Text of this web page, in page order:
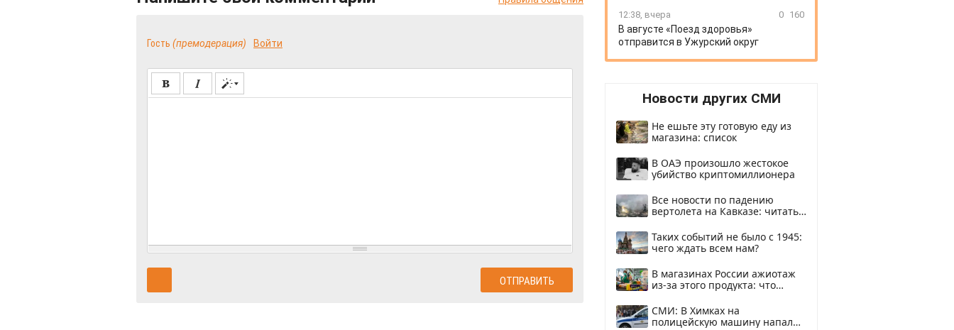
Гость (премодерация) Войти
12:38, вчера 0 160
В августе «Поезд здоровья»
отправится в Ужурский округ
Новости других СМИ
Не ешьте эту готовую еду из
магазина: список
В ОАЭ произошло жестокое
убийство криптомиллионера
Все новости по падению
вертолета на Кавказе: читать
Таких событий не было с 1945:
чего ждать всем нам?
В магазинах России ажиотаж
из-за этого продукта: что
СМИ: В Химках на
полицейскую машину напали